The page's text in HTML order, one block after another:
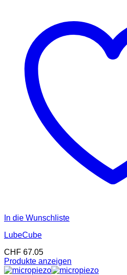
In die Wunschliste
LubeCube
CHF 67.05
Produkte anzeigen